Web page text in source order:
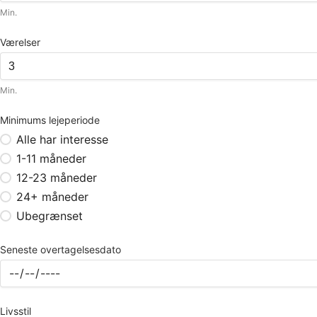
Min.
Værelser
Min.
Minimums lejeperiode
Alle har interesse
1-11 måneder
12-23 måneder
24+ måneder
Ubegrænset
Seneste overtagelsesdato
Livsstil